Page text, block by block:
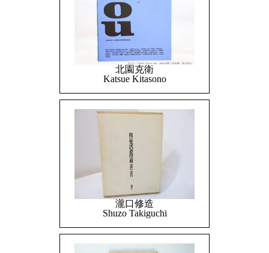
北園克衛
Katsue Kitasono
瀧口修造
Shuzo Takiguchi